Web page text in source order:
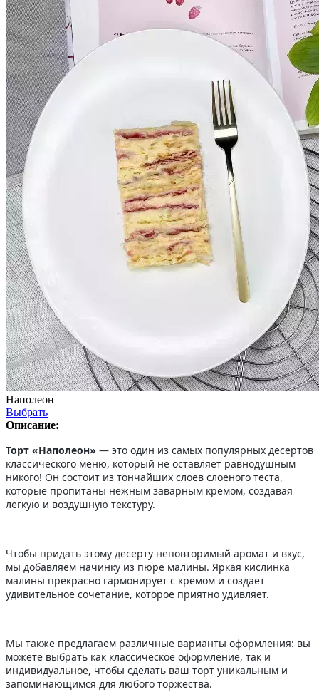
Наполеон
Выбрать
Описание:
Торт «Наполеон» — это один из самых популярных десертов
классического меню, который не оставляет равнодушным
никого! Он состоит из тончайших слоев слоеного теста,
которые пропитаны нежным заварным кремом, создавая
легкую и воздушную текстуру.
Чтобы придать этому десерту неповторимый аромат и вкус,
мы добавляем начинку из пюре малины. Яркая кислинка
малины прекрасно гармонирует с кремом и создает
удивительное сочетание, которое приятно удивляет.
Мы также предлагаем различные варианты оформления: вы
можете выбрать как классическое оформление, так и
индивидуальное, чтобы сделать ваш торт уникальным и
запоминающимся для любого торжества.